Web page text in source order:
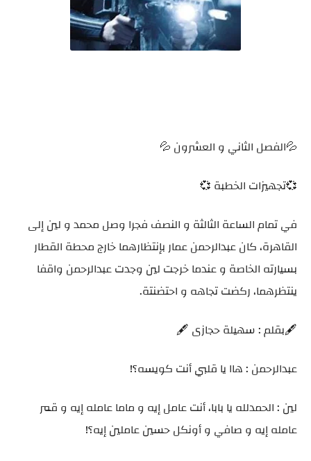
💦الفصل الثاني و العشرون 💦
💞تجهيزات الخطبة 💞
في تمام الساعة الثالثة و النصف فجرا وصل محمد و لين إلى
القاهرة، كان عبدالرحمن عمار بإنتظارهما خارج محطة القطار
بسيارته الخاصة و عندما خرجت لين وجدت عبدالرحمن واقفا
ينتظرهما، ركضت تجاهه و احتضنتة.
🖋️بقلم : سهيلة حجازى 🖋️
عبدالرحمن : هاا يا قلبي أنت كويسه؟!
لين : الحمدلله يا بابا، أنت عامل إيه و ماما عامله إيه و قمر
عامله إيه و صافي و أونكل حسين عاملين إيه؟!